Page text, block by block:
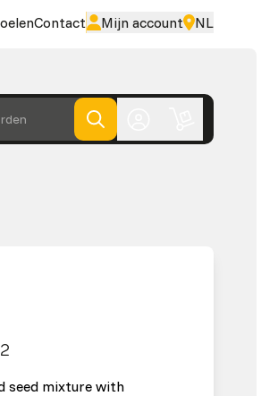
Contact Mijn account NL
seed mixture with